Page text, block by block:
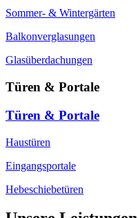
Sommer- & Wintergärten
Balkonverglasungen
Glasüberdachungen
Türen & Portale
Türen & Portale
Haustüren
Eingangsportale
Hebeschiebetüren